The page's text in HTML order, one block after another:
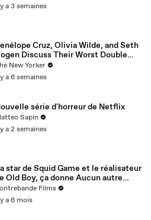
a 3 semaines
Cruz, Olivia Wilde, and Seth
Discuss Their Worst Double
| The Mini Interview
New Yorker
a 6 semaines
série d'horreur de Netflix
Sapin
a 2 semaines
star de Squid Game et le réalisateur
Old Boy, ça donne Aucun autre
Est-ce le chef-d’œuvre annoncé
Films
a 6 mois